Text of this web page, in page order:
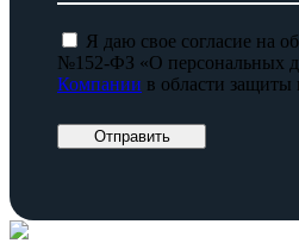
Я даю свое согласие на
№152-ФЗ «О персональных
Компании в области
Отправить